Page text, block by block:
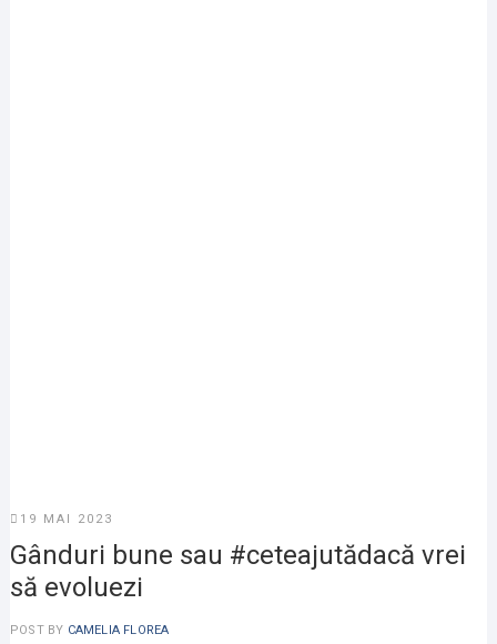
19 MAI 2023
Gânduri bune sau #ceteajutădacă vrei
să evoluezi
POST BY CAMELIA FLOREA